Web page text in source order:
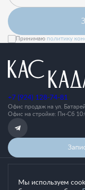
Принимаю политику
+7 (924) 128-74-81
Офис продаж на ул.
Офис на стройке: Пн-Сб
Согласие на
Мы используем